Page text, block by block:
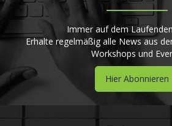
Immer auf dem
Erhalte regelmäßig alle News aus
Workshops und
Hier Abonnieren